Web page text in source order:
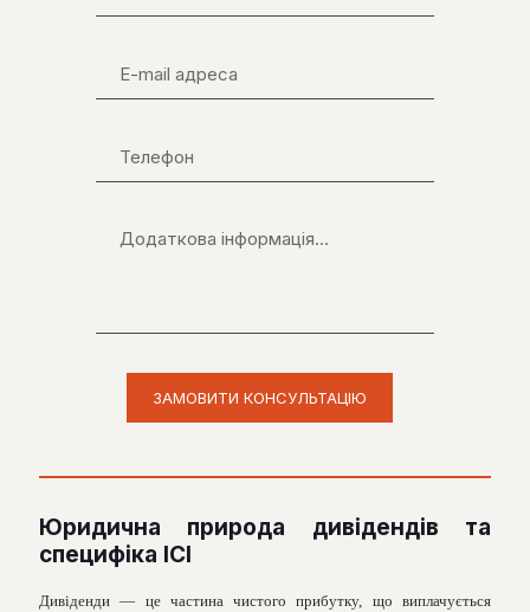
Юридична природа дивідендів та
специфіка ІСІ
Дивіденди — це частина чистого прибутку, що виплачується